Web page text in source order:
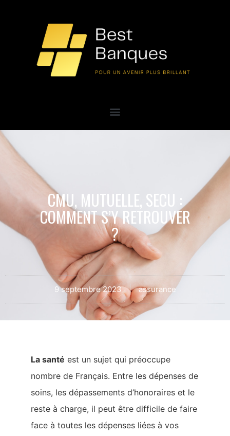
CMU, MUTUELLE, SECU :
COMMENT S’Y RETROUVER
?
9 septembre 2023 assurance
La santé est un sujet qui préoccupe
nombre de Français. Entre les dépenses de
soins, les dépassements d’honoraires et le
reste à charge, il peut être difficile de faire
face à toutes les dépenses liées à vos